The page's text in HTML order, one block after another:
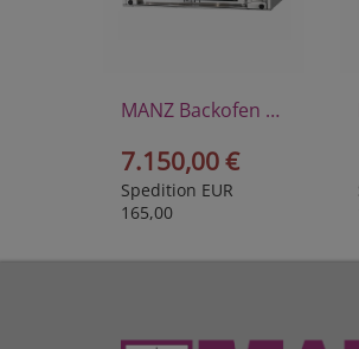
MANZ Backofen Maestro I
7.150,00 €
Spedition EUR
165,00